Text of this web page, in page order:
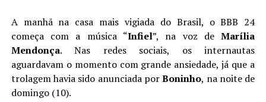
A manhã na casa mais vigiada do Brasil, o BBB 24
começa com a música “Infiel”, na voz deMarília
Mendonça. Nas redes sociais, os internautas
aguardavam o momento com grande ansiedade, já que a
trolagem havia sido anunciada porBoninho, na noite de
domingo (10).